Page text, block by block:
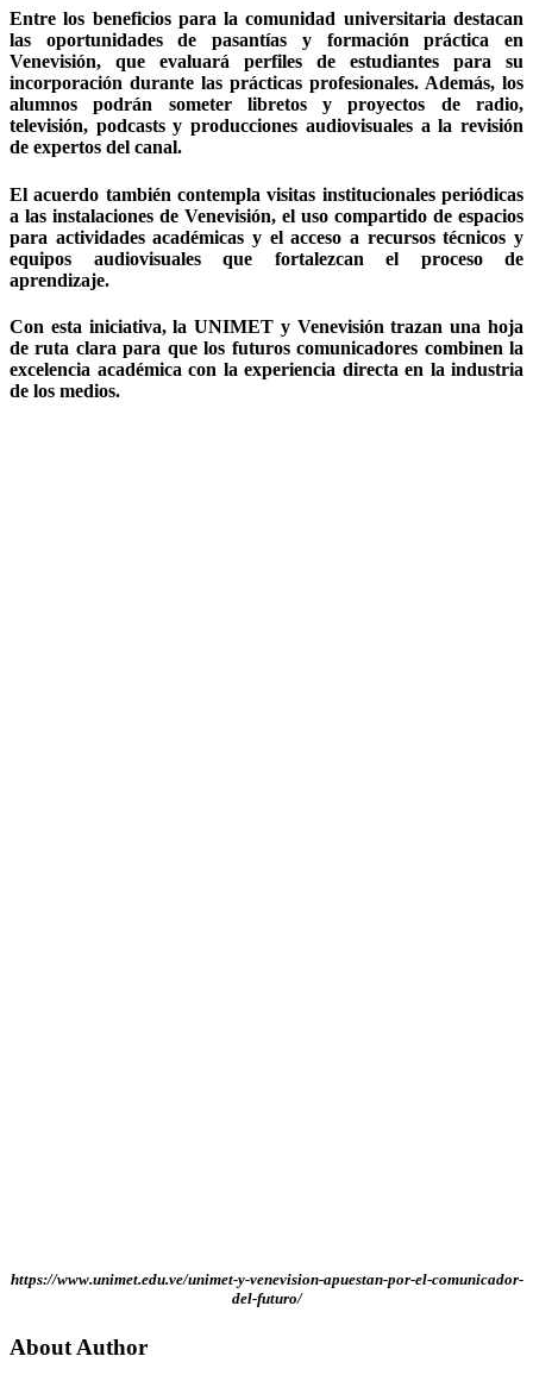
Entre los beneficios para la comunidad universitaria destacan
las oportunidades de pasantías y formación práctica en
Venevisión, que evaluará perfiles de estudiantes para su
incorporación durante las prácticas profesionales. Además, los
alumnos podrán someter libretos y proyectos de radio,
televisión, podcasts y producciones audiovisuales a la revisión
de expertos del canal.
El acuerdo también contempla visitas institucionales periódicas
a las instalaciones de Venevisión, el uso compartido de espacios
para actividades académicas y el acceso a recursos técnicos y
equipos audiovisuales que fortalezcan el proceso de
aprendizaje.
Con esta iniciativa, la UNIMET y Venevisión trazan una hoja
de ruta clara para que los futuros comunicadores combinen la
excelencia académica con la experiencia directa en la industria
de los medios.
https://www.unimet.edu.ve/unimet-y-venevision-apuestan-por-el-comunicador-
del-futuro/
About Author